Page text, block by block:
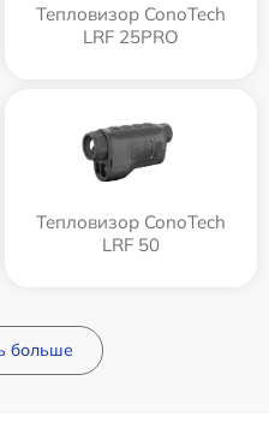
Тепловизор ConoTech
LRF 25PRO
Тепловизор ConoTech
LRF 50
больше